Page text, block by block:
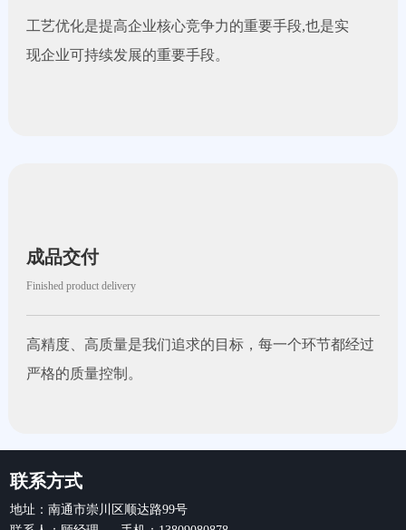
工艺优化是提高企业核心竞争力的重要手段,也是实
现企业可持续发展的重要手段。
成品交付
Finished product delivery
高精度、高质量是我们追求的目标，每一个环节都经过
严格的质量控制。
联系方式
地址：南通市崇川区顺达路99号